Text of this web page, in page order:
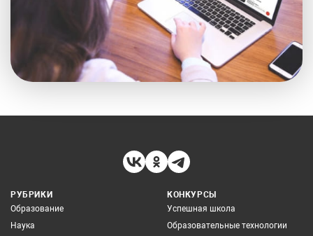
РУБРИКИ
Образование
Наука
КОНКУРСЫ
Успешная школа
Образовательные технологии